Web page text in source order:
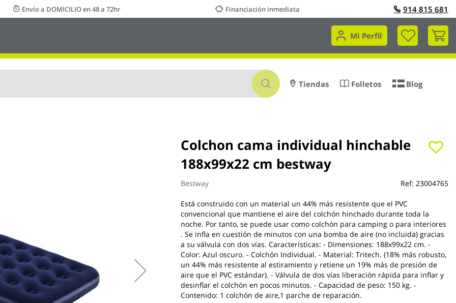
Envío a DOMICILIO en 48 a 72hr Financiación inmediata 914 815 681
Mi Perfil
Mi
Buscar
Tiendas Folletos Blog
Colchon cama individual hinchable
188x99x22 cm bestway
Bestway Ref: 23004765
Está construido con un material un 44% más resistente que el PVC
convencional que mantiene el aire del colchón hinchado durante toda la
noche. Por tanto, se puede usar como colchón para camping o para interiores
. Se infla en cuestión de minutos con una bomba de aire (no incluida) gracias
a su válvula con dos vías. Características: - Dimensiones: 188x99x22 cm. -
Color: Azul oscuro. - Colchón Individual. - Material: Tritech. (18% más robusto,
un 44% más resistente al estiramiento y retiene un 19% más de presión de
aire que el PVC estándar). - Válvula de dos vías liberación rápida para inflar y
desinflar el colchón en pocos minutos. - Capacidad de peso: 150 kg. -
Contenido: 1 colchón de aire,1 parche de reparación.